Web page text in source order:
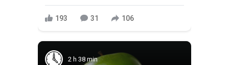
193 31 106
2 h 38 min